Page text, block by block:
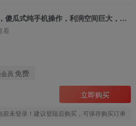
2024年闲鱼小红书暴力引流，傻瓜式纯手机操作，利润空间巨大，日入3000+
看
员 免费
立即购买
前未登录！建议登陆后购买，可保存购买订单